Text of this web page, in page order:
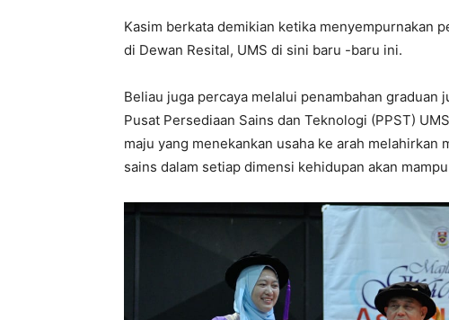
Kasim berkata demikian ketika menyempurnakan
di Dewan Resital, UMS di sini baru -baru ini.
Beliau juga percaya melalui penambahan graduan
Pusat Persediaan Sains dan Teknologi (PPST)
maju yang menekankan usaha ke arah
sains dalam setiap dimensi kehidupan akan